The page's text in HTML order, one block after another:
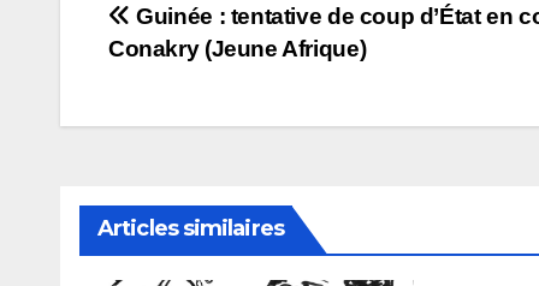
Navigation
l’article
Guinée : tentative de coup d’État en
Conakry (Jeune Afrique)
Articles similaires